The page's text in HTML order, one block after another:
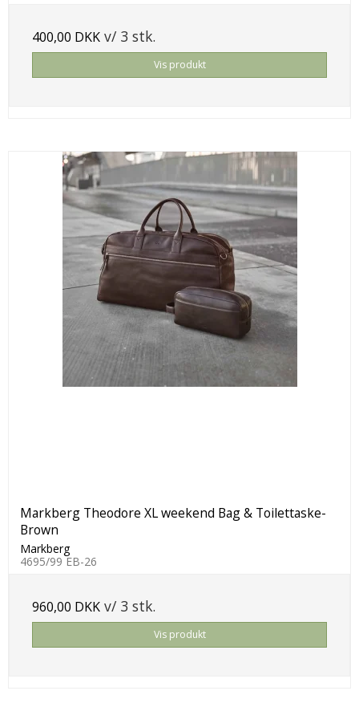
400,00 DKK v/ 3 stk.
Vis produkt
Markberg Theodore XL weekend Bag & Toilettaske-
Brown
Markberg
4695/99 EB-26
960,00 DKK v/ 3 stk.
Vis produkt